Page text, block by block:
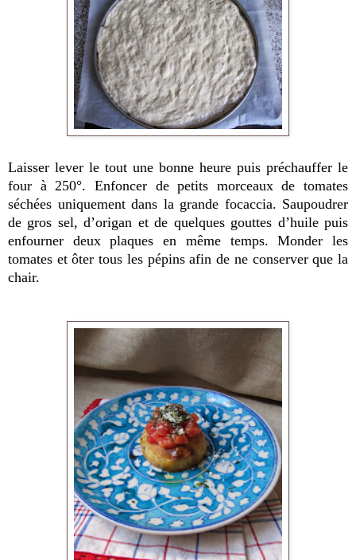
Laisser lever le tout une bonne heure puis préchauffer le
four à 250°. Enfoncer de petits morceaux de tomates
séchées uniquement dans la grande focaccia. Saupoudrer
de gros sel, d’origan et de quelques gouttes d’huile puis
enfourner deux plaques en même temps. Monder les
tomates et ôter tous les pépins afin de ne conserver que la
chair.